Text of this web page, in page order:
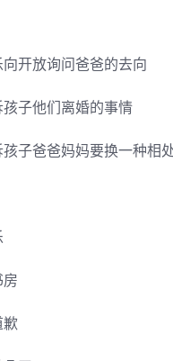
开放询问爸爸的去向
子他们离婚的事情
子爸爸妈妈要换一种相
歉